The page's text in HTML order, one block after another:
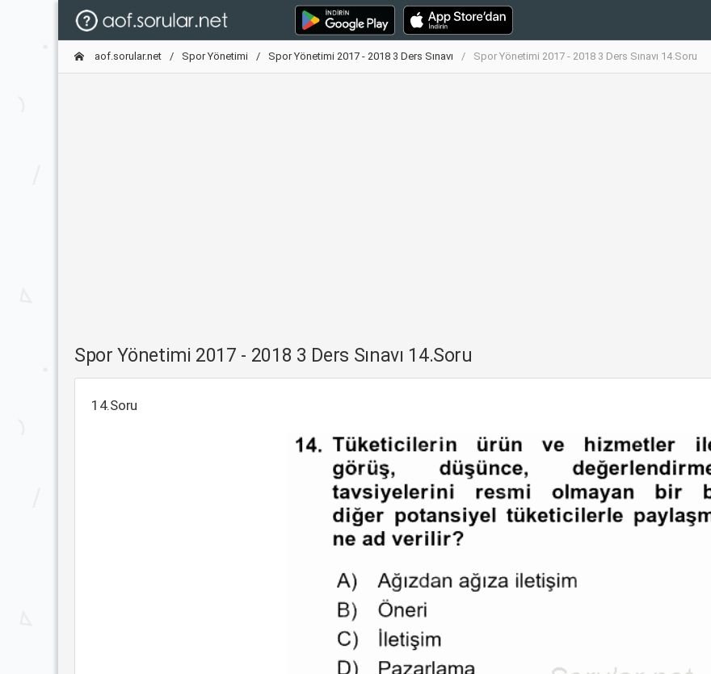
aof.sorular.net Spor Yönetimi Spor Yönetimi 2017 - 2018 3 Ders Sınavı Spor Yönetimi 2017 - 2018 3 Ders Sınavı 14.Soru
Spor Yönetimi 2017 - 2018 3 Ders Sınavı 14.Soru
14.Soru